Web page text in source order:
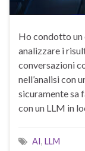
Ho condotto
analizzare i
conversazioni
nell’analisi con
sicuramente sa
con un LLM in
AI, LLM